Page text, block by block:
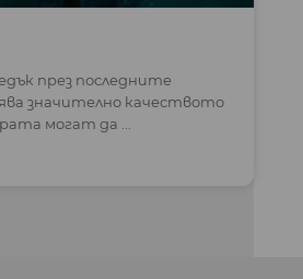
през последните
значително качеството
могат да ...